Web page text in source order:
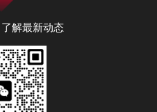
解最新动态